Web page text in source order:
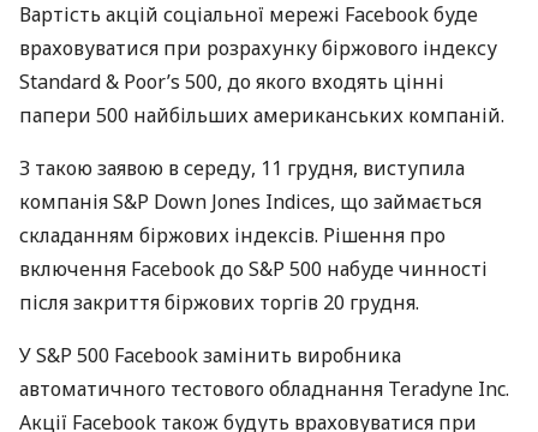
Вартість акцій соціальної мережі Facebook буде
враховуватися при розрахунку біржового індексу
Standard & Poor’s 500, до якого входять цінні
папери 500 найбільших американських компаній.
З такою заявою в середу, 11 грудня, виступила
компанія S&P Down Jones Indices, що займається
складанням біржових індексів. Рішення про
включення Facebook до S&P 500 набуде чинності
після закриття біржових торгів 20 грудня.
У S&P 500 Facebook замінить виробника
автоматичного тестового обладнання Teradyne Inc.
Акції Facebook також будуть враховуватися при